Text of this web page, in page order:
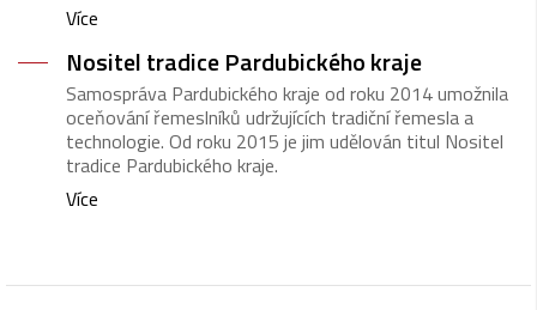
Více
Nositel tradice Pardubického kraje
Samospráva Pardubického kraje od roku 2014 umožnila
oceňování řemeslníků udržujících tradiční řemesla a
technologie. Od roku 2015 je jim udělován titul Nositel
tradice Pardubického kraje.
Více